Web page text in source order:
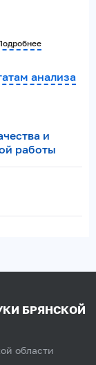
анализа
и
работы
БРЯНСКОЙ
области